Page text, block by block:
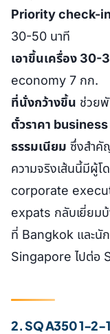
Priority check-in
30-50 นาที
เอาขึ้นเครื่อง 30-
economy 7 กก.
ที่นั่งกว้างขึ้น ช่วย
ตั๋วราคา
ธรรมเนียม ซึ่งสำคั
ความจริงเส้นนี้มีผู้
corporate
expats กลับเยี่ยม
ที่ Bangkok และนั
Singapore ไปต่อ
2. SQ A350 1-2-